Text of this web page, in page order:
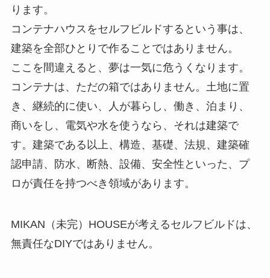
ります。
コンテナハウスをセルフビルドするという事は、
建築を全部ひとりで作ることではありません。
ここを間違えると、夢は一気に危うくなります。
コンテナは、ただの箱ではありません。土地に置
き、継続的に使い、人が暮らし、働き、泊まり、
商いをし、電気や水を使うなら、それは建築で
す。建築である以上、構造、基礎、法規、建築確
認申請、防水、断熱、設備、安全性といった、プ
ロが責任を持つべき領域があります。
MIKAN（未完）HOUSEが考えるセルフビルドは、
無責任なDIYではありません。